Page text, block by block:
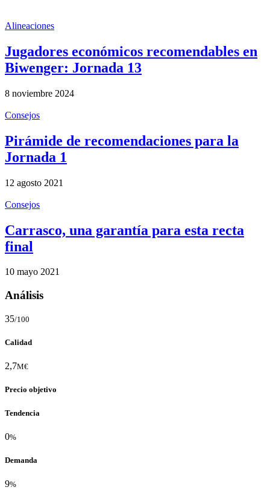
Alineaciones
Jugadores económicos recomendables en
Biwenger: Jornada 13
8 noviembre 2024
Consejos
Pirámide de recomendaciones para la
Jornada 1
12 agosto 2021
Consejos
Carrasco, una garantía para esta recta
final
10 mayo 2021
Análisis
35/100
Calidad
2,7M€
Precio objetivo
Tendencia
0%
Demanda
9%